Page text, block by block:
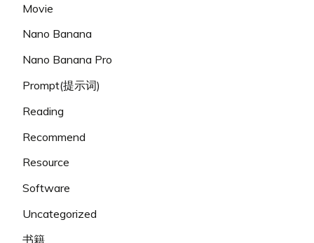
Movie
Nano Banana
Nano Banana Pro
Prompt(提示词)
Reading
Recommend
Resource
Software
Uncategorized
书籍